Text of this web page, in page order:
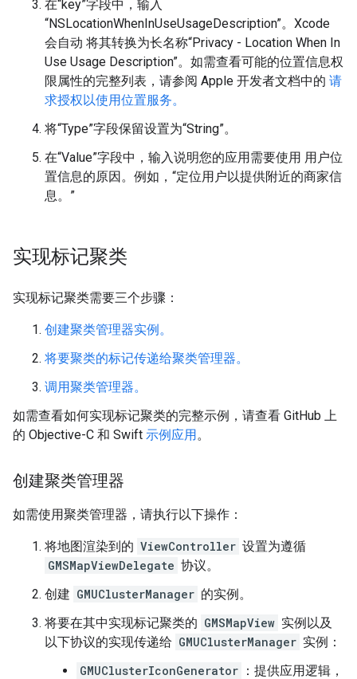
在“key”字段中，输入
“NSLocationWhenInUseUsageDescription”。Xcode
会自动 将其转换为长名称“Privacy - Location When In
Use Usage Description”。如需查看可能的位置信息权
限属性的完整列表，请参阅 Apple 开发者文档中的 请
求授权以使用位置服务。
将“Type”字段保留设置为“String”。
在“Value”字段中，输入说明您的应用需要使用 用户位
置信息的原因。例如，“定位用户以提供附近的商家信
息。”
实现标记聚类
实现标记聚类需要三个步骤：
创建聚类管理器实例。
将要聚类的标记传递给聚类管理器。
调用聚类管理器。
如需查看如何实现标记聚类的完整示例，请查看 GitHub 上
的 Objective-C 和 Swift 示例应用。
创建聚类管理器
如需使用聚类管理器，请执行以下操作：
将地图渲染到的 ViewController 设置为遵循
GMSMapViewDelegate 协议。
创建 GMUClusterManager 的实例。
将要在其中实现标记聚类的 GMSMapView 实例以及
以下协议的实现传递给 GMUClusterManager 实例：
GMUClusterIconGenerator ：提供应用逻辑，